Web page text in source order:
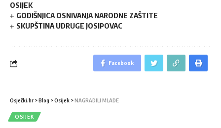
OSIJEK
GODIŠNJICA OSNIVANJA NARODNE ZAŠTITE
SKUPŠTINA UDRUGE JOSIPOVAC
Facebook
Osječki.hr >Blog >Osijek >NAGRADILI MLADE
OSIJEK